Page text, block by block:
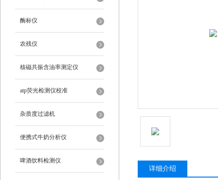
酶标仪
农残仪
核磁共振含油率测定仪
atp荧光检测仪校准
杂质度过滤机
便携式牛奶分析仪
啤酒饮料检测仪
详细介绍